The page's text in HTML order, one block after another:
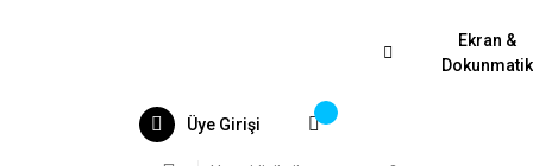
Ekran &
Dokunmatik
Üye Girişi